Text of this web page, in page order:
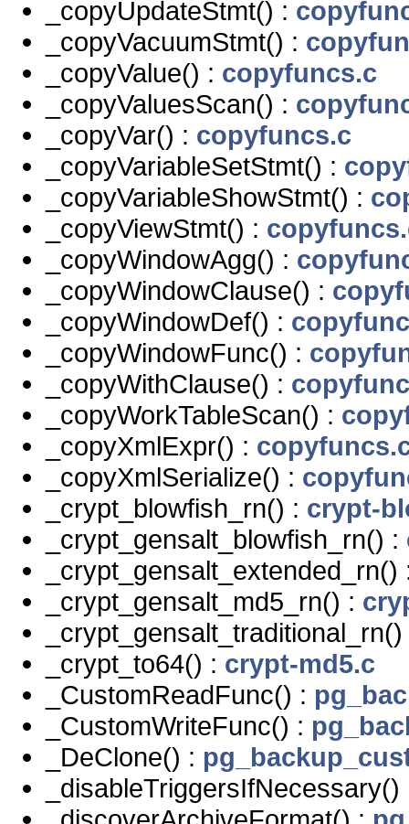
_copyUpdateStmt() :
_copyVacuumStmt() :
_copyValue() : copyfuncs.c
_copyValuesScan() :
_copyVar() : copyfuncs.c
_copyVariableSetStmt() :
_copyVariableShowStmt() :
_copyViewStmt() :
_copyWindowAgg() :
_copyWindowClause() :
_copyWindowDef() :
_copyWindowFunc() :
_copyWithClause() :
_copyWorkTableScan() :
_copyXmlExpr() :
_copyXmlSerialize() :
_crypt_blowfish_rn() : crypt-
_crypt_gensalt_blowfish_rn() :
_crypt_gensalt_md5_rn() :
_crypt_to64() : crypt-md5.c
_CustomReadFunc() :
_CustomWriteFunc() :
_DeClone() :